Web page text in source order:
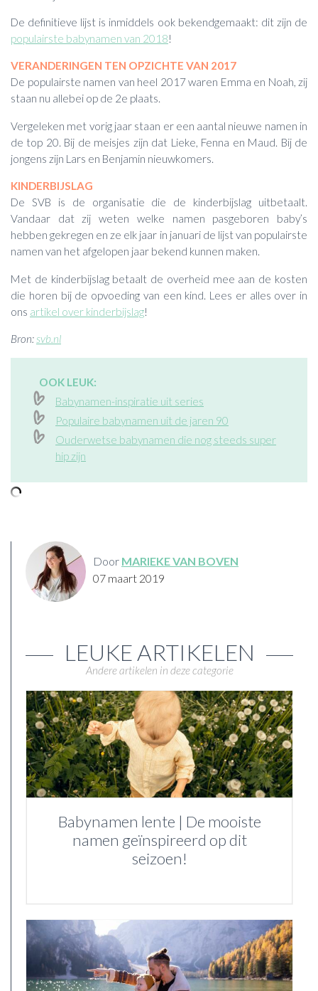
De definitieve lijst is inmiddels ook bekendgemaakt: dit zijn de
populairste babynamen van 2018!
VERANDERINGEN TEN OPZICHTE VAN 2017
De populairste namen van heel 2017 waren Emma en Noah, zij
staan nu allebei op de 2e plaats.
Vergeleken met vorig jaar staan er een aantal nieuwe namen in
de top 20. Bij de meisjes zijn dat Lieke, Fenna en Maud. Bij de
jongens zijn Lars en Benjamin nieuwkomers.
KINDERBIJSLAG
De SVB is de organisatie die de kinderbijslag uitbetaalt.
Vandaar dat zij weten welke namen pasgeboren baby’s
hebben gekregen en ze elk jaar in januari de lijst van populairste
namen van het afgelopen jaar bekend kunnen maken.
Met de kinderbijslag betaalt de overheid mee aan de kosten
die horen bij de opvoeding van een kind. Lees er alles over in
ons artikel over kinderbijslag!
Bron: svb.nl
OOK LEUK:
Babynamen-inspiratie uit series
Populaire babynamen uit de jaren 90
Ouderwetse babynamen die nog steeds super
hip zijn
Door MARIEKE VAN BOVEN
07 maart 2019
LEUKE ARTIKELEN
Andere artikelen in deze categorie
Babynamen lente | De mooiste
namen geïnspireerd op dit
seizoen!